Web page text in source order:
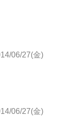
06/27(金)
06/27(金)